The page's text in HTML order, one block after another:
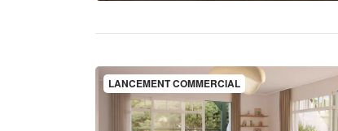
LANCEMENT COMMERCIAL